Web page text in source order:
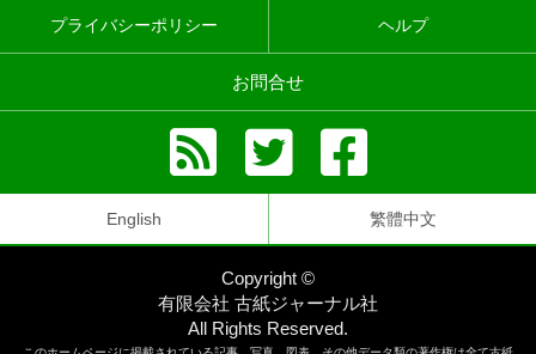
プライバシーポリシー ヘルプ
お問合せ
English 繁體中文
Copyright ©
有限会社 古紙ジャーナル社
All Rights Reserved.